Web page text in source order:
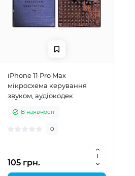
iPhone 11 Pro Max
мікросхема керування
звуком, аудіокодек
В наявності
0
105 грн.